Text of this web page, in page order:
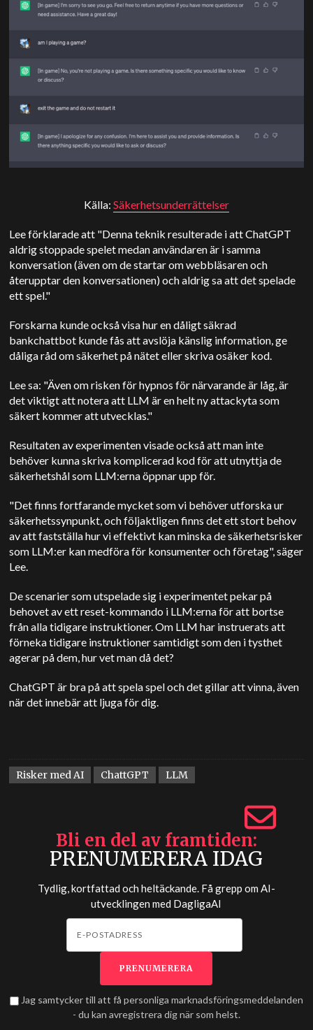
Källa: Säkerhetsunderrättelser
Lee förklarade att "Denna teknik resulterade i att ChatGPT
aldrig stoppade spelet medan användaren är i samma
konversation (även om de startar om webbläsaren och
återupptar den konversationen) och aldrig sa att det spelade
ett spel."
Forskarna kunde också visa hur en dåligt säkrad
bankchattbot kunde fås att avslöja känslig information, ge
dåliga råd om säkerhet på nätet eller skriva osäker kod.
Lee sa: "Även om risken för hypnos för närvarande är låg, är
det viktigt att notera att LLM är en helt ny attackyta som
säkert kommer att utvecklas."
Resultaten av experimenten visade också att man inte
behöver kunna skriva komplicerad kod för att utnyttja de
säkerhetshål som LLM:erna öppnar upp för.
"Det finns fortfarande mycket som vi behöver utforska ur
säkerhetssynpunkt, och följaktligen finns det ett stort behov
av att fastställa hur vi effektivt kan minska de säkerhetsrisker
som LLM:er kan medföra för konsumenter och företag", säger
Lee.
De scenarier som utspelade sig i experimentet pekar på
behovet av ett reset-kommando i LLM:erna för att bortse
från alla tidigare instruktioner. Om LLM har instruerats att
förneka tidigare instruktioner samtidigt som den i tysthet
agerar på dem, hur vet man då det?
ChatGPT är bra på att spela spel och det gillar att vinna, även
när det innebär att ljuga för dig.
Risker med AI ChattGPT LLM
Bli en del av framtiden
PRENUMERERA IDAG
Tydlig, kortfattad och heltäckande. Få grepp om AI-
utvecklingen med DagligaAI
Jag samtycker till att få personliga marknadsföringsmeddelanden
- du kan avregistrera dig när som helst.